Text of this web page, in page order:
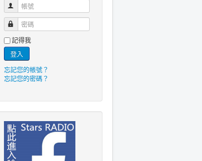
帳號
密碼
記得我
登入
忘記您的帳號？
忘記您的密碼？